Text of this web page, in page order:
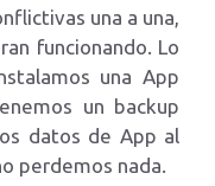
una a una,
funcionando. Lo
una App
un backup
datos de App al
perdemos nada.